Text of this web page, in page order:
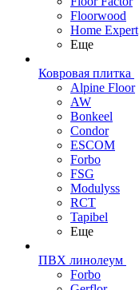
Floorwood
Home Expert
Еще
Ковровая плитка
Alpine Floor
AW
Bonkeel
Condor
ESCOM
Forbo
FSG
Modulyss
RCT
Tapibel
Еще
ПВХ линолеум
Forbo